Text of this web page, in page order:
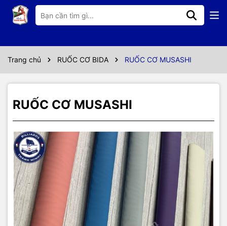
Trang chủ RUỐC CƠ BIDA RUỐC CƠ MUSASHI
RUỐC CƠ MUSASHI
Thông số kỹ thuật
- Màu sắc: gồm nhũng màu như hình
- Bên trong ruốc có gân